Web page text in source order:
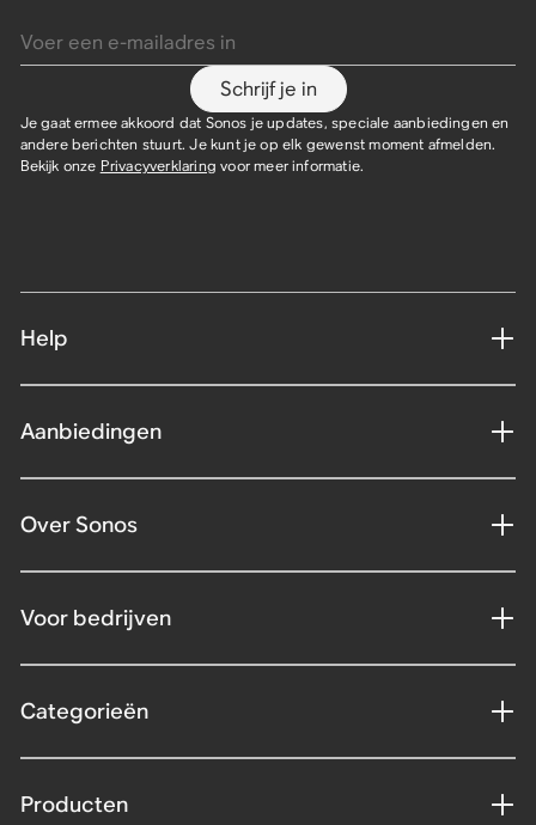
Schrijf je in
Je gaat ermee akkoord dat Sonos je updates, speciale aanbiedingen en
andere berichten stuurt. Je kunt je op elk gewenst moment afmelden.
Bekijk onze Privacyverklaring voor meer informatie.
Help
Aanbiedingen
Over Sonos
Voor bedrijven
Categorieën
Producten